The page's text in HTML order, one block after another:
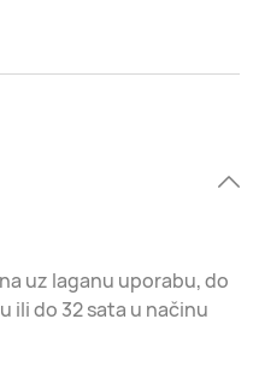
uz laganu uporabu, do
ili do 32 sata u načinu